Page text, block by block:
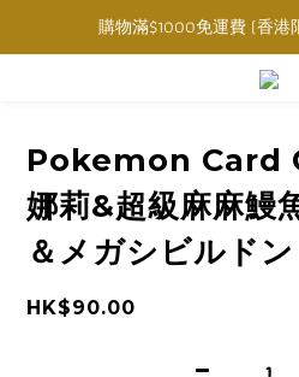
購物滿$1000免運費 (香港
購物滿$1000免運費 (香港
指定角色卡套卡盒
Pokemon Card
娜莉&超級麻麻鰻
＆メガシビルドン
HK$90.00